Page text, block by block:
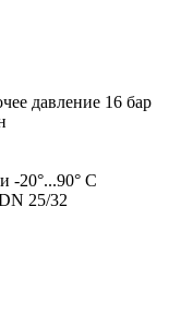
давление 16 бар
-20°...90° C
25/32